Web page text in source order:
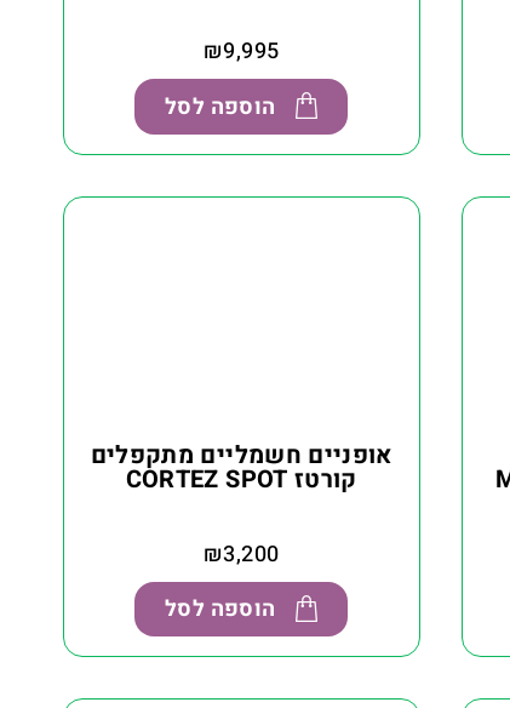
₪9,995
הוספה לסל
אופניים חשמליים מתקפלים
קורטז CORTEZ SPOT
₪3,200
הוספה לסל